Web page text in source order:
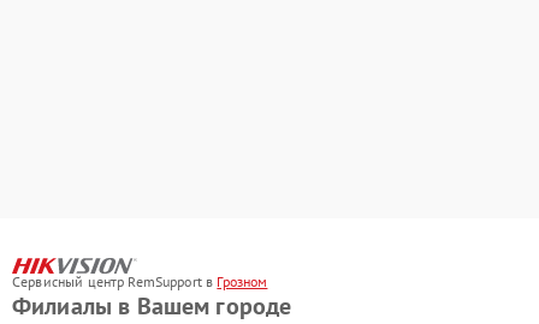
Сервисный центр RemSupport в Грозном
Филиалы в Вашем городе